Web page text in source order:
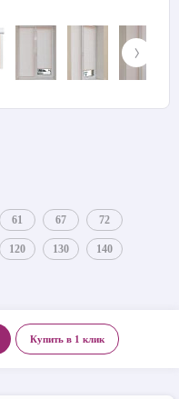
61 67 72
120 130 140
Купить в 1 клик